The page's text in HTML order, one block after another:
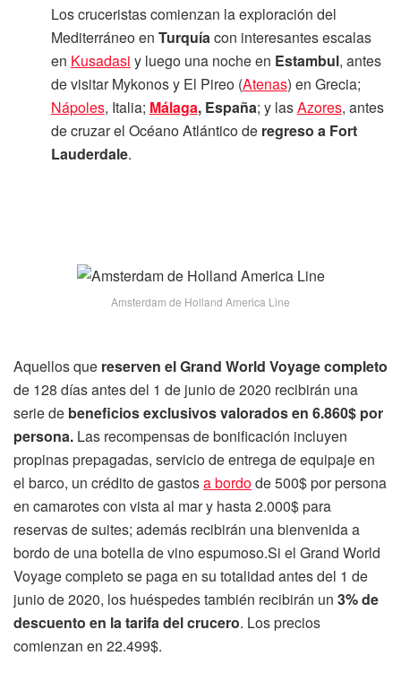
Los cruceristas comienzan la exploración del
Mediterráneo en Turquíacon interesantes escalas
en Kusadasi y luego una noche en Estambul, antes
de visitar Mykonos y El Pireo (Atenas) en Grecia;
Nápoles, Italia; Málaga, España; y lasAzores, antes
de cruzar el Océano Atlántico de regreso a Fort
Lauderdale.
Amsterdam de Holland America Line
Aquellos que reserven el Grand World Voyage completo
de 128 días antes del 1 de junio de 2020 recibirán una
serie de beneficios exclusivos valorados en 6.860$ por
persona. Las recompensas de bonificación incluyen
propinas prepagadas, servicio de entrega de equipaje en
el barco, un crédito de gastosa bordode 500$ por persona
en camarotes con vista al mar y hasta 2.000$ para
reservas de suites; además recibirán una bienvenida a
bordo de una botella de vino espumoso.Si el Grand World
Voyage completo se paga en su totalidad antes del 1 de
junio de 2020, los huéspedes también recibirán un 3% de
descuento en la tarifa del crucero. Los precios
comienzan en 22.499$.